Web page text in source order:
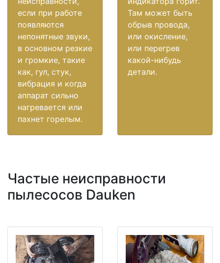
если при работе
появляются
непонятные звуки,
в основном резкие
и громкие, такие
как, гул, стук,
вибрация и когда
аппарат сильно
нагревается или
пахнет горелым.
Там может быть
обрыв провода,
или окисление,
или перегрев
какой-нибудь
детали.
Частые неисправности
пылесосов Dauken